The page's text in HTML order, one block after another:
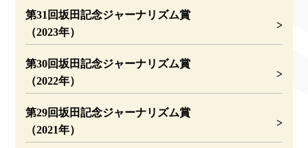
く死の街となっていた」と、坂田は述懐している。
広島に残っている支局員2人と事務員の安否を確
認しなくてはならない。坂田が着任した1944年3月
には約10人の支局員がいたが、次々と応召され、
1945年6月ごろには重富芳衛記者（同37歳）と坂田
の2人になっていた。このため、坂田は広島県三原
市の三原通信部にいた山口勝清（同40歳）を広島支
局に呼び寄せていた。
第31回坂田記念ジャーナリズム賞
（2023年）
第30回坂田記念ジャーナリズム賞
（2022年）
第29回坂田記念ジャーナリズム賞
（2021年）